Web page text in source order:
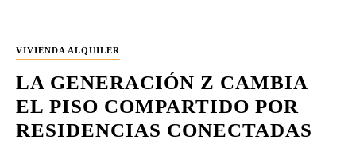
VIVIENDA ALQUILER
LA GENERACIÓN Z CAMBIA
EL PISO COMPARTIDO POR
RESIDENCIAS CONECTADAS